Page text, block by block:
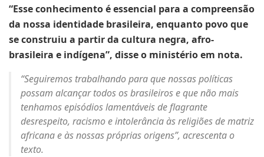
“Esse conhecimento é essencial para a compreensão
da nossa identidade brasileira, enquanto povo que
se construiu a partir da cultura negra, afro-
brasileira e indígena”, disse o ministério em nota.
“Seguiremos trabalhando para que nossas políticas
possam alcançar todos os brasileiros e que não mais
tenhamos episódios lamentáveis de flagrante
desrespeito, racismo e intolerância às religiões de matriz
africana e às nossas próprias origens”, acrescenta o
texto.